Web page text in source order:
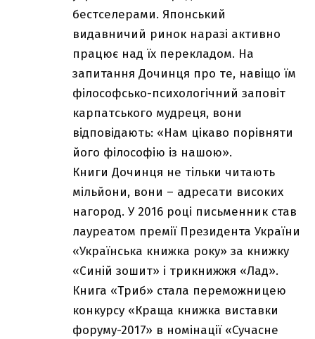
бестселерами. Японський
видавничий ринок наразі активно
працює над їх перекладом. На
запитання Дочинця про те, навіщо їм
філософсько-психологічний заповіт
карпатського мудреця, вони
відповідають: «Нам цікаво порівняти
його філософію із нашою».
Книги Дочинця не тільки читають
мільйони, вони – адресати високих
нагород. У 2016 році письменник став
лауреатом премії Президента України
«Українська книжка року» за книжку
«Синій зошит» і трикнижжя «Лад».
Книга «Триб» стала переможницею
конкурсу «Краща книжка виставки
форуму-2017» в номінації «Сучасне